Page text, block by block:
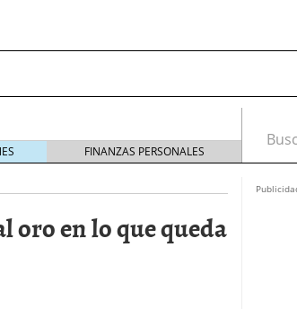
FINANZAS PERSONALES
oro en lo que queda